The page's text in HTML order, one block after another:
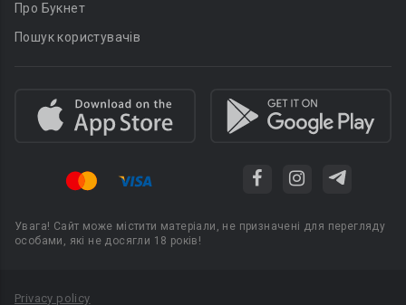
Про Букнет
Пошук користувачів
Увага! Сайт може містити матеріали, не призначені для перегляду
особами, які не досягли 18 років!
Privacy policy